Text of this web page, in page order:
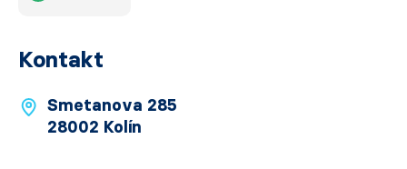
Kontakt
Smetanova 285
28002 Kolín